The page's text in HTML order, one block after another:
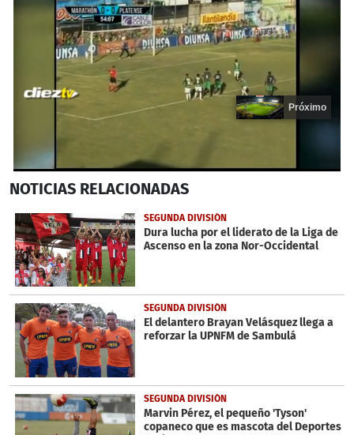
seconds
20
seconds
Próximo
NOTICIAS RELACIONADAS
SEGUNDA DIVISIÓN
Dura lucha por el liderato de la Liga de
Ascenso en la zona Nor-Occidental
SEGUNDA DIVISIÓN
El delantero Brayan Velásquez llega a
reforzar la UPNFM de Sambulá
SEGUNDA DIVISIÓN
Marvin Pérez, el pequeño 'Tyson'
copaneco que es mascota del Deportes